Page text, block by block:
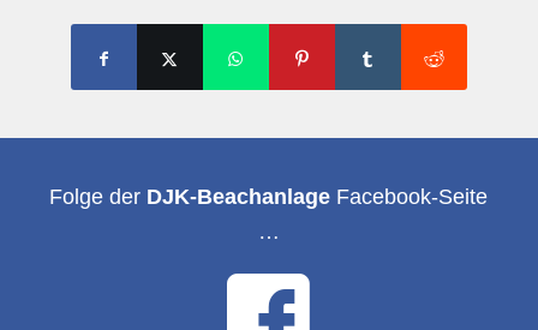
Folge der DJK-Beachanlage Facebook-Seite
…